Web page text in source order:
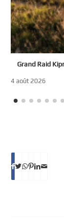
Grand Raid
4 août 2026